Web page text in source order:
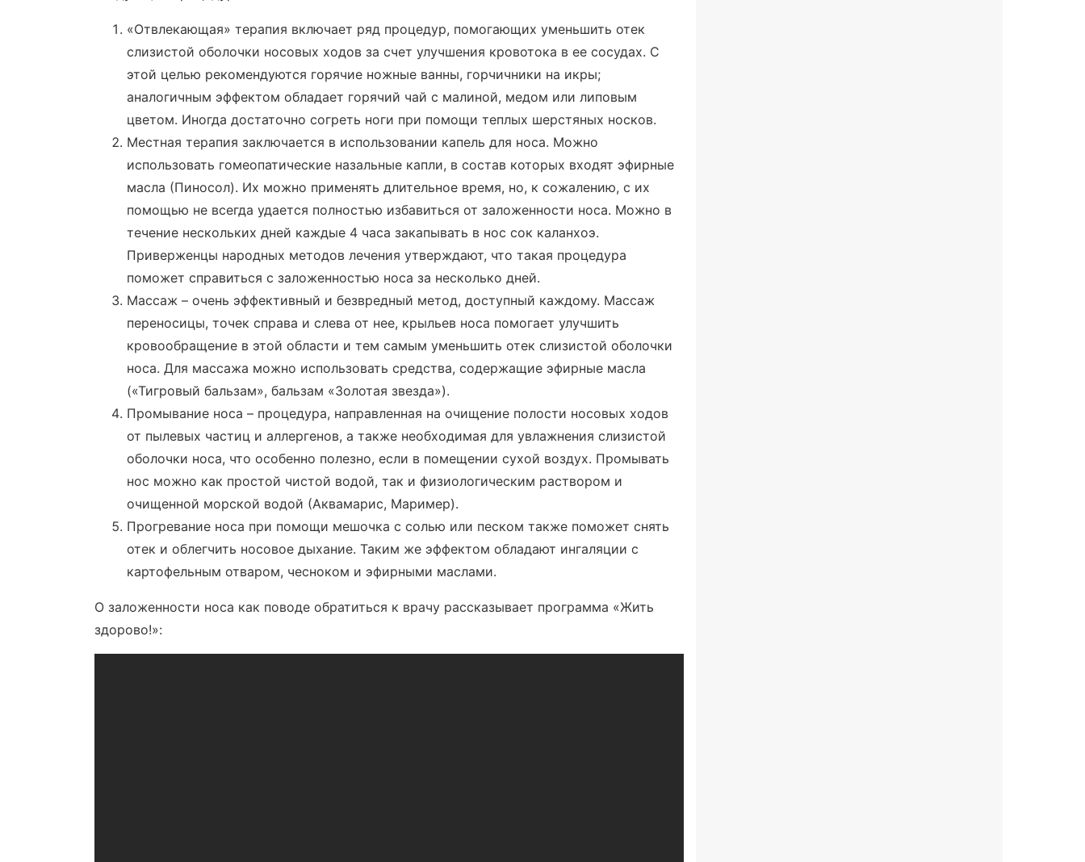
«Отвлекающая» терапия включает ряд процедур, помогающих уменьшить отек
слизистой оболочки носовых ходов за счет улучшения кровотока в ее сосудах. С
этой целью рекомендуются горячие ножные ванны, горчичники на икры;
аналогичным эффектом обладает горячий чай с малиной, медом или липовым
цветом. Иногда достаточно согреть ноги при помощи теплых шерстяных носков.
Местная терапия заключается в использовании капель для носа. Можно
использовать гомеопатические назальные капли, в состав которых входят эфирные
масла (Пиносол). Их можно применять длительное время, но, к сожалению, с их
помощью не всегда удается полностью избавиться от заложенности носа. Можно в
течение нескольких дней каждые 4 часа закапывать в нос сок каланхоэ.
Приверженцы народных методов лечения утверждают, что такая процедура
поможет справиться с заложенностью носа за несколько дней.
Массаж – очень эффективный и безвредный метод, доступный каждому. Массаж
переносицы, точек справа и слева от нее, крыльев носа помогает улучшить
кровообращение в этой области и тем самым уменьшить отек слизистой оболочки
носа. Для массажа можно использовать средства, содержащие эфирные масла
(«Тигровый бальзам», бальзам «Золотая звезда»).
Промывание носа – процедура, направленная на очищение полости носовых ходов
от пылевых частиц и аллергенов, а также необходимая для увлажнения слизистой
оболочки носа, что особенно полезно, если в помещении сухой воздух. Промывать
нос можно как простой чистой водой, так и физиологическим раствором и
очищенной морской водой (Аквамарис, Маример).
Прогревание носа при помощи мешочка с солью или песком также поможет снять
отек и облегчить носовое дыхание. Таким же эффектом обладают ингаляции с
картофельным отваром, чесноком и эфирными маслами.
О заложенности носа как поводе обратиться к врачу рассказывает программа «Жить
здорово!»: